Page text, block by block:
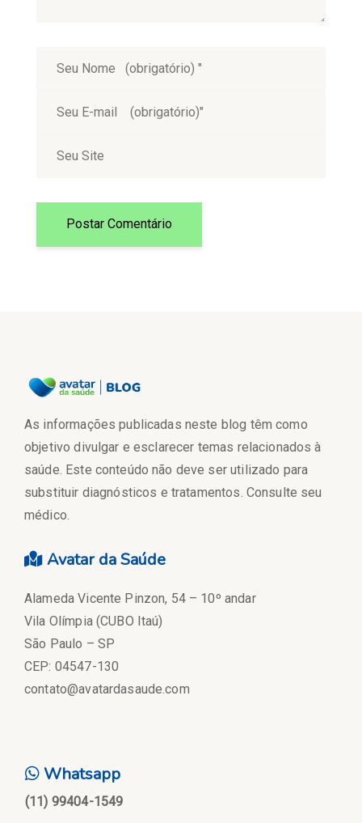
As informações publicadas neste blog têm como
objetivo divulgar e esclarecer temas relacionados à
saúde. Este conteúdo não deve ser utilizado para
substituir diagnósticos e tratamentos. Consulte seu
médico.
Avatar da Saúde
Alameda Vicente Pinzon, 54 – 10º andar
Vila Olímpia (CUBO Itaú)
São Paulo – SP
CEP: 04547-130
contato@avatardasaude.com
Whatsapp
(11) 99404-1549